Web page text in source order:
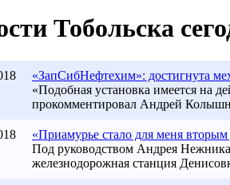
Тобольска
«ЗапСибНефтехим»: достигнута
«Подобная установка имеется на
прокомментировал Андрей
«Приамурье стало для меня
Под руководством Андрея Нежника
железнодорожная станция